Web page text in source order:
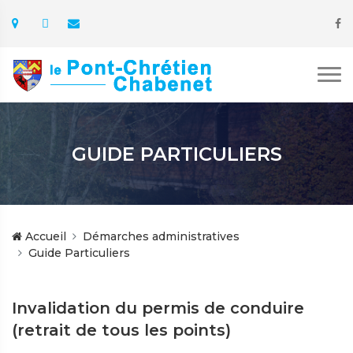
GUIDE PARTICULIERS
Accueil
Démarches administratives
Guide Particuliers
Invalidation du permis de conduire
(retrait de tous les points)